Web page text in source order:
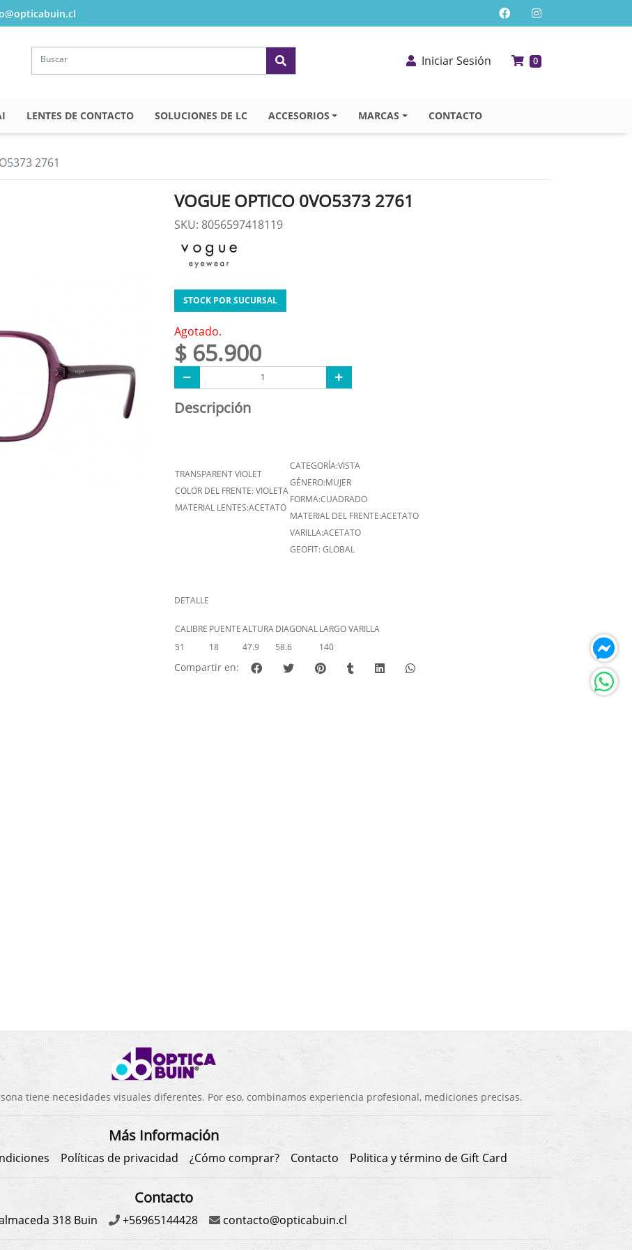
Iniciar Sesión 0
LENTES DE CONTACTO SOLUCIONES DE LC ACCESORIOS MARCAS CONTACTO
2761
VOGUE OPTICO 0VO5373 2761
SKU: 8056597418119
STOCK POR SUCURSAL
Agotado.
$ 65.900
Descripción
TRANSPARENT VIOLET
COLOR DEL FRENTE: VIOLETA
MATERIAL LENTES:ACETATO
CATEGORÍA:VISTA
GÉNERO:MUJER
FORMA:CUADRADO
MATERIAL DEL FRENTE:ACETATO
VARILLA:ACETATO
GEOFIT: GLOBAL
DETALLE
CALIBRE PUENTEALTURADIAGONALLARGO VARILLA
51
18 47.9 58.6 140
Compartir en:
tiene necesidades visuales diferentes. Por eso, combinamos experiencia profesional, mediciones precisas.
Más Información
Políticas de privacidad ¿Cómo comprar? Contacto Politica y término de Gift Card
Contacto
318 Buin +56965144428 contacto@opticabuin.cl